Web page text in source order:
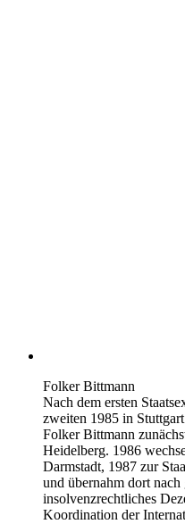
Folker Bittmann
Nach dem ersten
zweiten 1985 in
Folker Bittmann
Heidelberg. 1986
Darmstadt, 1987 zur
und übernahm dort nach
insolvenzrechtliches
Koordination der